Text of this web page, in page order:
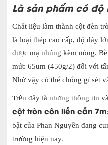
Là sản phẩm có độ
Chất liệu làm thành cột đèn
là loại thép cao cấp, độ dày
được mạ nhúng kẽm nóng.
mức 65um (450g/2) đối với
Nhờ vậy có thể chống gỉ sét
Trên đây là những thông tin
cột tròn côn liền cần 7m
bật của Phan Nguyễn đang
trường hiện nay.